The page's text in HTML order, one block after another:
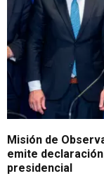
Misión de
emite
presidencial